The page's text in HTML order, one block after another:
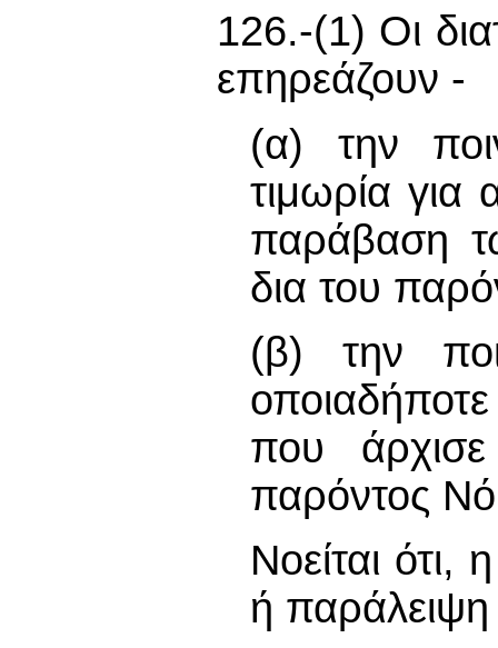
126.-(1) Οι
επηρεάζουν -
(α) την
τιμωρία για
παράβαση
δια του
(β) την
που
παρόντος
Νοείται
ή